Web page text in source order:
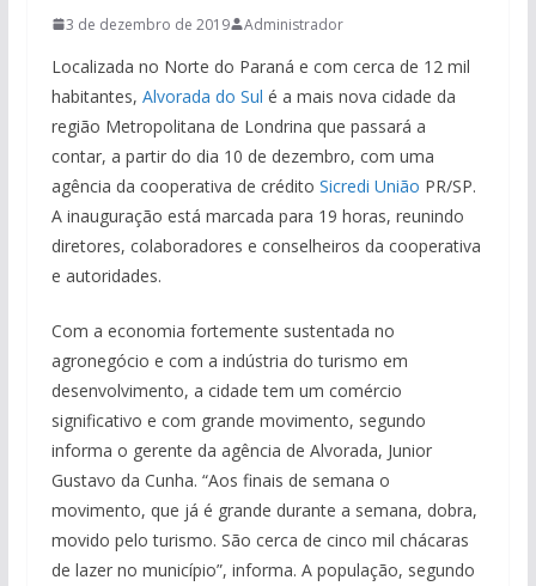
3 de dezembro de 2019 Administrador
Localizada no Norte do Paraná e com cerca de 12 mil
habitantes, Alvorada do Sul é a mais nova cidade da
região Metropolitana de Londrina que passará a
contar, a partir do dia 10 de dezembro, com uma
agência da cooperativa de crédito Sicredi União PR/SP.
A inauguração está marcada para 19 horas, reunindo
diretores, colaboradores e conselheiros da cooperativa
e autoridades.
Com a economia fortemente sustentada no
agronegócio e com a indústria do turismo em
desenvolvimento, a cidade tem um comércio
significativo e com grande movimento, segundo
informa o gerente da agência de Alvorada, Junior
Gustavo da Cunha. “Aos finais de semana o
movimento, que já é grande durante a semana, dobra,
movido pelo turismo. São cerca de cinco mil chácaras
de lazer no município”, informa. A população, segundo